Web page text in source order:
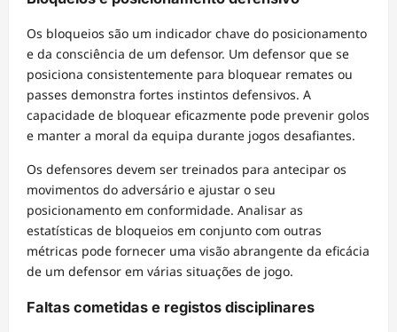
Os bloqueios são um indicador chave do posicionamento
e da consciência de um defensor. Um defensor que se
posiciona consistentemente para bloquear remates ou
passes demonstra fortes instintos defensivos. A
capacidade de bloquear eficazmente pode prevenir golos
e manter a moral da equipa durante jogos desafiantes.
Os defensores devem ser treinados para antecipar os
movimentos do adversário e ajustar o seu
posicionamento em conformidade. Analisar as
estatísticas de bloqueios em conjunto com outras
métricas pode fornecer uma visão abrangente da eficácia
de um defensor em várias situações de jogo.
Faltas cometidas e registos disciplinares